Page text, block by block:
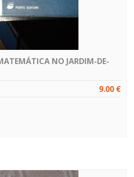
NO JARDIM-DE-
9.00 €